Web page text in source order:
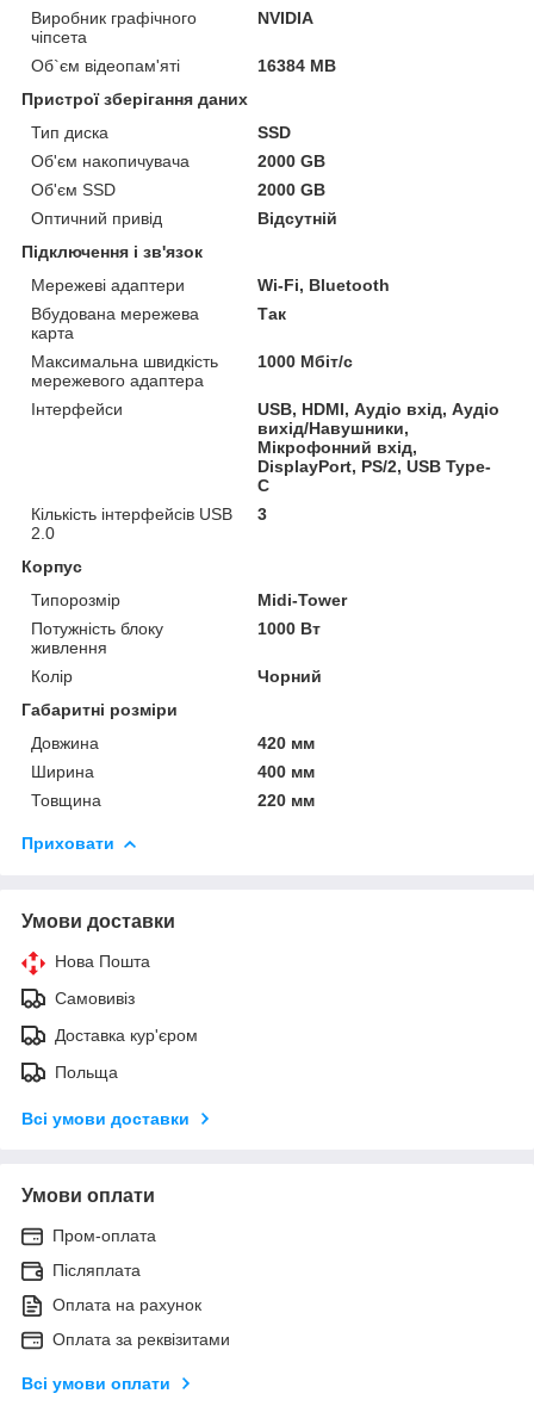
Виробник графічного
чіпсета
NVIDIA
Об`єм відеопам'яті
16384 MB
Пристрої зберігання даних
Тип диска
SSD
Об'єм накопичувача
2000 GB
Об'єм SSD
2000 GB
Оптичний привід
Відсутній
Підключення і зв'язок
Мережеві адаптери
Wi-Fi, Bluetooth
Вбудована мережева
карта
Так
Максимальна швидкість
мережевого адаптера
1000 Мбіт/с
Інтерфейси
USB, HDMI, Аудіо вхід, Аудіо
вихід/Навушники,
Мікрофонний вхід,
DisplayPort, PS/2, USB Type-
C
Кількість інтерфейсів USB
2.0
3
Корпус
Типорозмір
Midi-Tower
Потужність блоку
живлення
1000 Вт
Колір
Чорний
Габаритні розміри
Довжина
420 мм
Ширина
400 мм
Товщина
220 мм
Приховати
Умови доставки
Нова Пошта
Самовивіз
Доставка кур'єром
Польща
Всі умови доставки
Умови оплати
Пром-оплата
Післяплата
Оплата на рахунок
Оплата за реквізитами
Всі умови оплати